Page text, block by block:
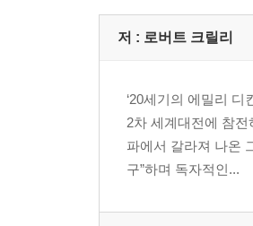
로르카를 기리며 After
부도덕한 제안 The
경고 The Warning
여자들 모습 A Form of
아 안 돼 Oh No
결혼 A Marriage
저 : 로버트 크릴리
‘20세기의 에밀리
2차 세계대전에 참
파에서 갈라져 나온
구”하며 독자적인...